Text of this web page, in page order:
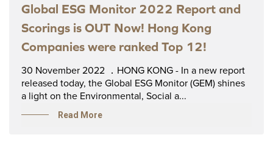
Global ESG Monitor 2022 Report and
Scorings is OUT Now! Hong Kong
Companies were ranked Top 12!
30 November 2022 ．HONG KONG - In a new report
released today, the Global ESG Monitor (GEM) shines
a light on the Environmental, Social a...
Read More